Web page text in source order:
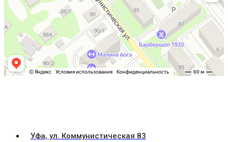
Уфа, ул. Коммунистическая 83